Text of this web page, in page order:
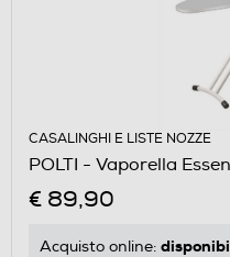
CASALINGHI E LISTE NOZZE
POLTI - Vaporella
€ 89,90
Acquisto online: